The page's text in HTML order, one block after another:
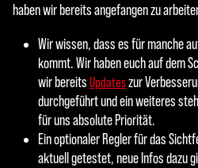
haben wir bereits angefangen zu
Wir wissen, dass es für manche
kommt. Wir haben euch auf dem
wir bereits Updateszur
durchgeführt und ein weiteres
für uns absolute Priorität.
Ein optionaler Regler für das
aktuell getestet, neue Infos dazu